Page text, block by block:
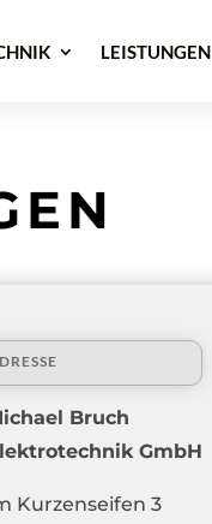
LEISTUNGEN
Bruch
GmbH
Kurzenseifen 3